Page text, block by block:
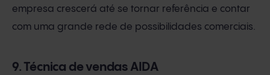
empresa crescerá até se tornar referência e contar
com uma grande rede de possibilidades comerciais.
9. Técnica de vendas AIDA